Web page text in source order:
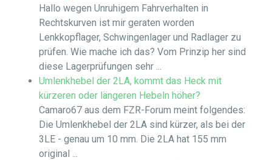
Hallo wegen Unruhigem Fahrverhalten in
Rechtskurven ist mir geraten worden
Lenkkopflager, Schwingenlager und Radlager zu
prüfen. Wie mache ich das? Vom Prinzip her sind
diese Lagerprüfungen sehr ...
Umlenkhebel der 2LA, kommt das Heck mit
kürzeren oder längeren Hebeln höher?
Camaro67 aus dem FZR-Forum meint folgendes:
Die Umlenkhebel der 2LA sind kürzer, als bei der
3LE - genau um 10 mm. Die 2LA hat 155 mm
original ...